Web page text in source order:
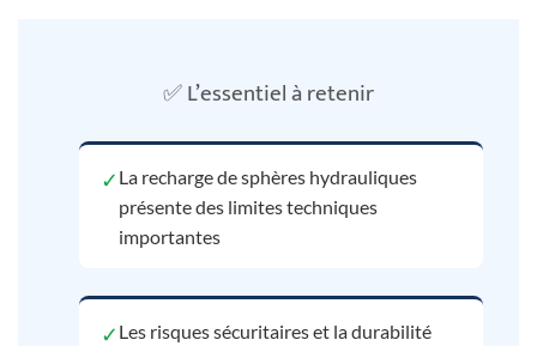
✅ L’essentiel à retenir
✓ La recharge de sphères hydrauliques
présente des limites techniques
importantes
✓ Les risques sécuritaires et la durabilité